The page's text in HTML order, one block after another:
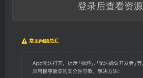
登录后查看资源